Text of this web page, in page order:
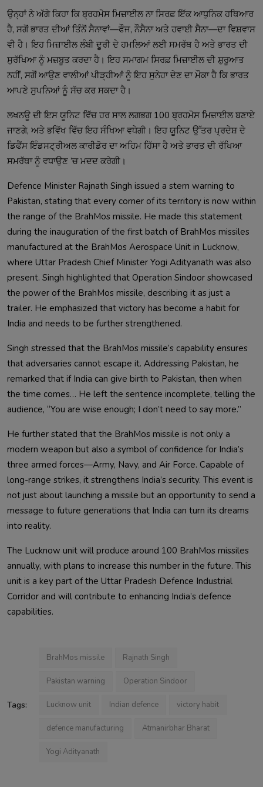
ਉਨ੍ਹਾਂ ਨੇ ਅੱਗੇ ਕਿਹਾ ਕਿ ਬ੍ਰਹਮੋਸ ਮਿਜ਼ਾਈਲ ਨਾ ਸਿਰਫ਼ ਇੱਕ ਆਧੁਨਿਕ ਹਥਿਆਰ
ਹੈ, ਸਗੋਂ ਭਾਰਤ ਦੀਆਂ ਤਿੰਨੋਂ ਸੈਨਾਵਾਂ—ਫੌਜ, ਨੌਸੈਨਾ ਅਤੇ ਹਵਾਈ ਸੈਨਾ—ਦਾ ਵਿਸ਼ਵਾਸ
ਵੀ ਹੈ। ਇਹ ਮਿਜ਼ਾਈਲ ਲੰਬੀ ਦੂਰੀ ਦੇ ਹਮਲਿਆਂ ਲਈ ਸਮਰੱਥ ਹੈ ਅਤੇ ਭਾਰਤ ਦੀ
ਸੁਰੱਖਿਆ ਨੂੰ ਮਜ਼ਬੂਤ ਕਰਦਾ ਹੈ। ਇਹ ਸਮਾਗਮ ਸਿਰਫ਼ ਮਿਜ਼ਾਈਲ ਦੀ ਸ਼ੁਰੂਆਤ
ਨਹੀਂ, ਸਗੋਂ ਆਉਣ ਵਾਲੀਆਂ ਪੀੜ੍ਹੀਆਂ ਨੂੰ ਇਹ ਸੁਨੇਹਾ ਦੇਣ ਦਾ ਮੌਕਾ ਹੈ ਕਿ ਭਾਰਤ
ਆਪਣੇ ਸੁਪਨਿਆਂ ਨੂੰ ਸੱਚ ਕਰ ਸਕਦਾ ਹੈ।
ਲਖਨਊ ਦੀ ਇਸ ਯੂਨਿਟ ਵਿੱਚ ਹਰ ਸਾਲ ਲਗਭਗ 100 ਬ੍ਰਹਮੋਸ ਮਿਜ਼ਾਈਲ ਬਣਾਏ
ਜਾਣਗੇ, ਅਤੇ ਭਵਿੱਖ ਵਿੱਚ ਇਹ ਸੰਖਿਆ ਵਧੇਗੀ। ਇਹ ਯੂਨਿਟ ਉੱਤਰ ਪ੍ਰਦੇਸ਼ ਦੇ
ਡਿਫੈਂਸ ਇੰਡਸਟ੍ਰੀਅਲ ਕਾਰੀਡੋਰ ਦਾ ਅਹਿਮ ਹਿੱਸਾ ਹੈ ਅਤੇ ਭਾਰਤ ਦੀ ਰੱਖਿਆ
ਸਮਰੱਥਾ ਨੂੰ ਵਧਾਉਣ ’ਚ ਮਦਦ ਕਰੇਗੀ।
Defence Minister Rajnath Singh issued a stern warning to
Pakistan, stating that every corner of its territory is now within
the range of the BrahMos missile. He made this statement
during the inauguration of the first batch of BrahMos missiles
manufactured at the BrahMos Aerospace Unit in Lucknow,
where Uttar Pradesh Chief Minister Yogi Adityanath was also
present. Singh highlighted that Operation Sindoor showcased
the power of the BrahMos missile, describing it as just a
trailer. He emphasized that victory has become a habit for
India and needs to be further strengthened.
Singh stressed that the BrahMos missile’s capability ensures
that adversaries cannot escape it. Addressing Pakistan, he
remarked that if India can give birth to Pakistan, then when
the time comes… He left the sentence incomplete, telling the
audience, “You are wise enough; I don’t need to say more.”
He further stated that the BrahMos missile is not only a
modern weapon but also a symbol of confidence for India’s
three armed forces—Army, Navy, and Air Force. Capable of
long-range strikes, it strengthens India’s security. This event is
not just about launching a missile but an opportunity to send a
message to future generations that India can turn its dreams
into reality.
The Lucknow unit will produce around 100 BrahMos missiles
annually, with plans to increase this number in the future. This
unit is a key part of the Uttar Pradesh Defence Industrial
Corridor and will contribute to enhancing India’s defence
capabilities.
Tags:
BrahMos missile Rajnath Singh
Pakistan warning Operation Sindoor
Lucknow unit Indian defence victory habit
defence manufacturing Atmanirbhar Bharat
Yogi Adityanath